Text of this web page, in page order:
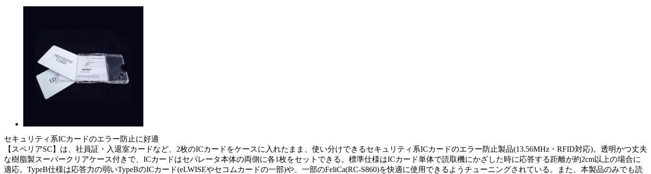
セキュリティ系ICカードのエラー防止に好適
【スペリアSC】は、社員証・入退室カードなど、2枚のICカードをケースに入れたまま、使い分けできるセキュリティ系ICカードのエラー防止製品(13.56MHz・RFID対応)。透明かつ丈夫
な樹脂製スーパークリアケース付きで、ICカードはセパレータ本体の両側に各1枚をセットできる。標準仕様はICカード単体で読取機にかざした時に応答する距離が約2cm以上の場合に
適応。TypeB仕様は応答力の弱いTypeBのICカード(eLWISEやセコムカードの一部)や、一部のFeliCa(RC-S860)を快適に使用できるようチューニングされている。また、本製品のみでも読